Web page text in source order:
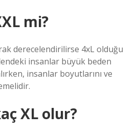
mi?
derecelendirilirse 4xL olduğu
insanlar büyük beden
insanlar boyutlarını ve
XL olur?